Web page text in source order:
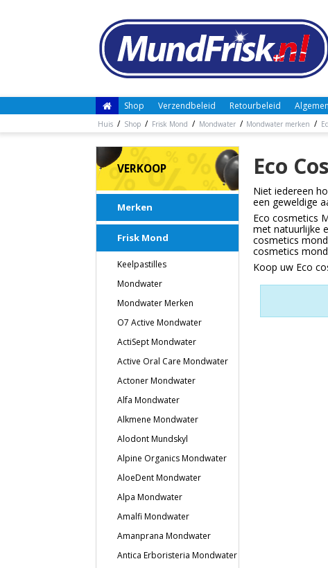
Shop Verzendbeleid Retourbeleid
Huis / Shop / Frisk Mond / Mondwater / Mondwater merken /
VERKOOP
Merken
Frisk Mond
Keelpastilles
Mondwater
Mondwater Merken
O7 Active Mondwater
ActiSept Mondwater
Active Oral Care Mondwater
Actoner Mondwater
Alfa Mondwater
Alkmene Mondwater
Alodont Mundskyl
Alpine Organics Mondwater
AloeDent Mondwater
Alpa Mondwater
Amalfi Mondwater
Amanprana Mondwater
Antica Erboristeria Mondwater
Eco
Niet iedereen
een geweldige
Eco cosmetics
met natuurlijke
cosmetics
cosmetics
Koop uw Eco